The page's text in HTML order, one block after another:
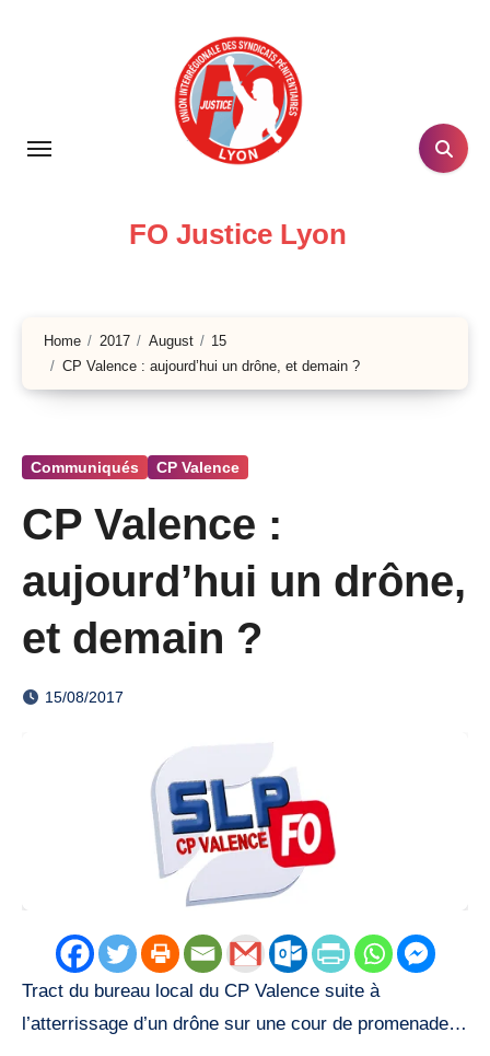
FO Justice Lyon
Home 2017 August
15
CP Valence : aujourd’hui un drône, et demain ?
Communiqués CP Valence
CP Valence :
aujourd’hui un drône,
et demain ?
15/08/2017
Tract du bureau local du CP Valence suite à
l’atterrissage d’un drône sur une cour de promenade…